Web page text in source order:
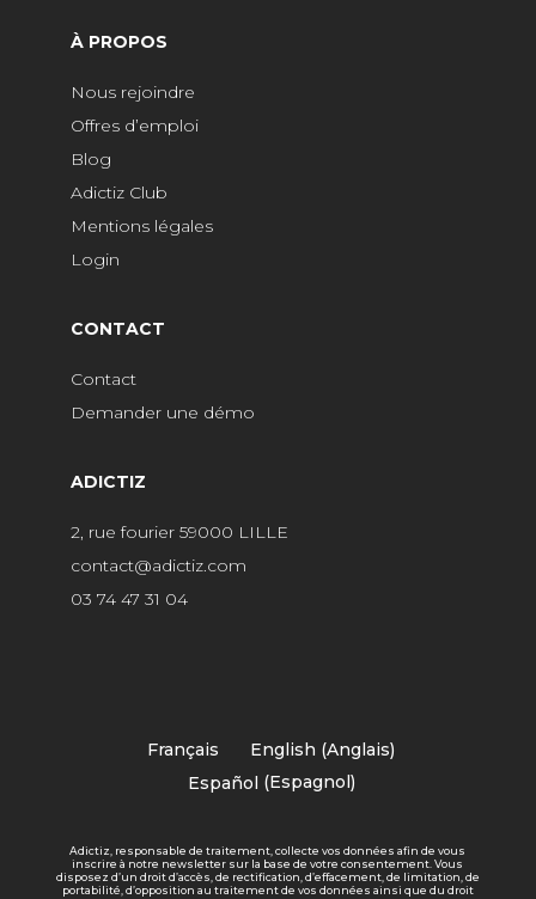
À PROPOS
Nous rejoindre
Offres d’emploi
Blog
Adictiz Club
Mentions légales
Login
CONTACT
Contact
Demander une démo
ADICTIZ
2, rue fourier 59000 LILLE
contact@adictiz.com
03 74 47 31 04
Français English (Anglais)
Español (Espagnol)
Adictiz, responsable de traitement, collecte vos données afin de vous
inscrire à notre newsletter sur la base de votre consentement. Vous
disposez d’un droit d’accès, de rectification, d’effacement, de limitation, de
portabilité, d’opposition au traitement de vos données ainsi que du droit